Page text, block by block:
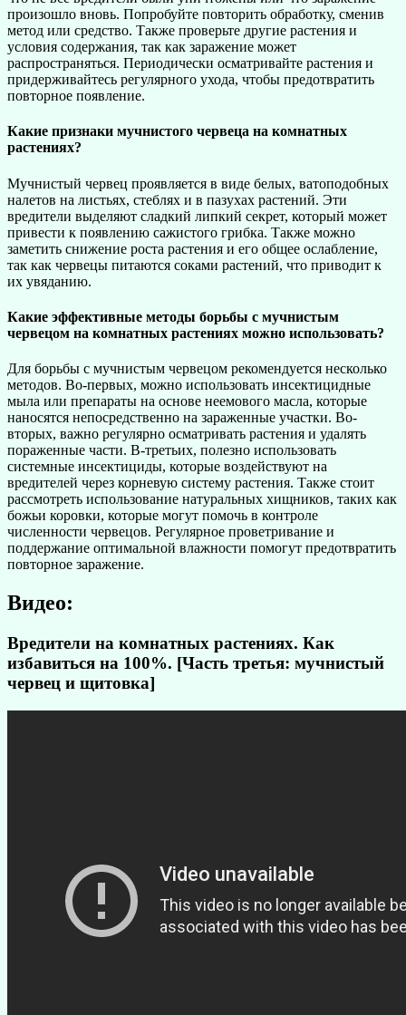
произошло вновь. Попробуйте повторить обработку, сменив
метод или средство. Также проверьте другие растения и
условия содержания, так как заражение может
распространяться. Периодически осматривайте растения и
придерживайтесь регулярного ухода, чтобы предотвратить
повторное появление.
Какие признаки мучнистого червеца на комнатных
растениях?
Мучнистый червец проявляется в виде белых, ватоподобных
налетов на листьях, стеблях и в пазухах растений. Эти
вредители выделяют сладкий липкий секрет, который может
привести к появлению сажистого грибка. Также можно
заметить снижение роста растения и его общее ослабление,
так как червецы питаются соками растений, что приводит к
их увяданию.
Какие эффективные методы борьбы с мучнистым
червецом на комнатных растениях можно использовать?
Для борьбы с мучнистым червецом рекомендуется несколько
методов. Во-первых, можно использовать инсектицидные
мыла или препараты на основе неемового масла, которые
наносятся непосредственно на зараженные участки. Во-
вторых, важно регулярно осматривать растения и удалять
пораженные части. В-третьих, полезно использовать
системные инсектициды, которые воздействуют на
вредителей через корневую систему растения. Также стоит
рассмотреть использование натуральных хищников, таких как
божьи коровки, которые могут помочь в контроле
численности червецов. Регулярное проветривание и
поддержание оптимальной влажности помогут предотвратить
повторное заражение.
Видео:
Вредители на комнатных растениях. Как
избавиться на 100%. [Часть третья: мучнистый
червец и щитовка]